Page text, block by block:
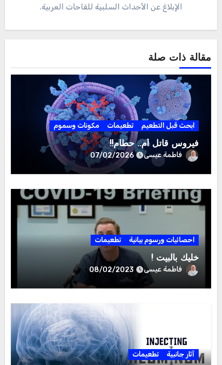
الإبلاغ عن الأحداث السلبية للقاحات العربية.
مقالة ذات صلة
ابحث قبل التطعيم تطعيمات مكونات وسموم
فيروس قاتل أم.. حطام!!
فاطمة عيسى 07/02/2026
احصائيات ورسوم بيانية تطعيمات
خليك بالبيت !
فاطمة عيسى 08/02/2023
آثار جانبية تطعيمات